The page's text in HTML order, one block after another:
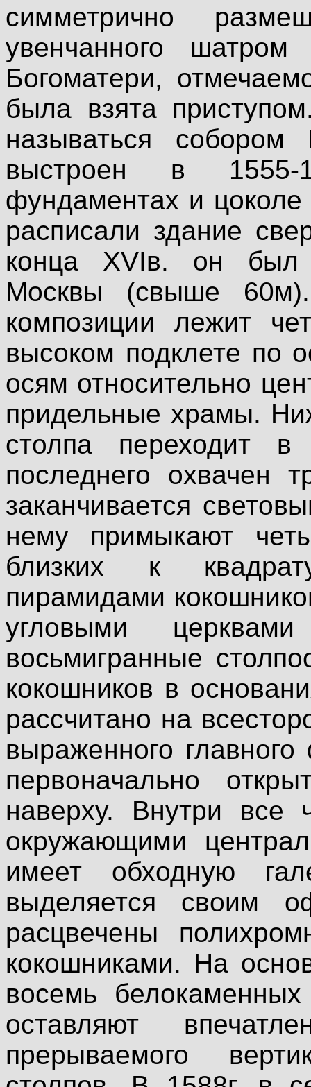
симметрично
увенчанного
Богоматери,
была взята
называться
выстроен в 1555-
фундаментах и цоколе
расписали здание
конца XVIв. он
Москвы (свыше
композиции лежит
высоком подклете по
осям относительно
придельные храмы.
столпа переходит в
последнего охвачен
заканчивается
нему примыкают
близких к
пирамидами
угловыми
восьмигранные
кокошников в
рассчитано на
выраженного
первоначально
наверху. Внутри все
окружающими
имеет обходную
выделяется своим
расцвечены
кокошниками. На
восемь
оставляют
прерываемого